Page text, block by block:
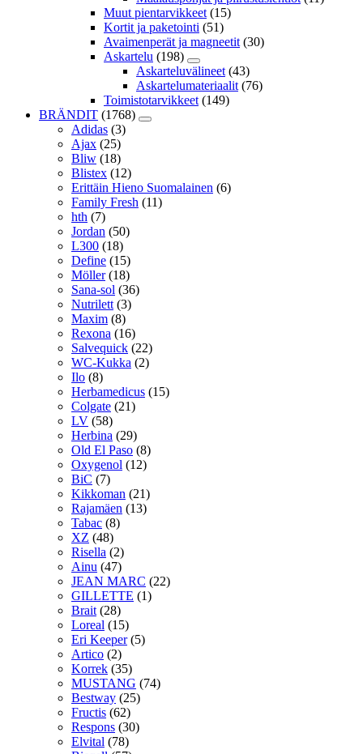
Muut pientarvikkeet (15)
Kortit ja paketointi (51)
Avaimenperät ja magneetit (30)
Askartelu (198)
Askarteluvälineet (43)
Askartelumateriaalit (76)
Toimistotarvikkeet (149)
BRÄNDIT (1768)
Adidas (3)
Ajax (25)
Bliw (18)
Blistex (12)
Erittäin Hieno Suomalainen (6)
Family Fresh (11)
hth (7)
Jordan (50)
L300 (18)
Define (15)
Möller (18)
Sana-sol (36)
Nutrilett (3)
Maxim (8)
Rexona (16)
Salvequick (22)
WC-Kukka (2)
Ilo (8)
Herbamedicus (15)
Colgate (21)
LV (58)
Herbina (29)
Old El Paso (8)
Oxygenol (12)
BiC (7)
Kikkoman (21)
Rajamäen (13)
Tabac (8)
XZ (48)
Risella (2)
Ainu (47)
JEAN MARC (22)
GILLETTE (1)
Brait (28)
Loreal (15)
Eri Keeper (5)
Artico (2)
Korrek (35)
MUSTANG (74)
Bestway (25)
Fructis (62)
Respons (30)
Elvital (78)